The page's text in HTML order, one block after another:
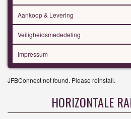
Aankoop & Levering
Veiligheidsmededeling
Impressum
JFBConnect not found. Please reinstall.
HORIZONTALE